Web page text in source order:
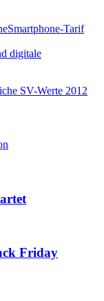
Smartphone-Tarif
digitale
SV-Werte 2012
Friday